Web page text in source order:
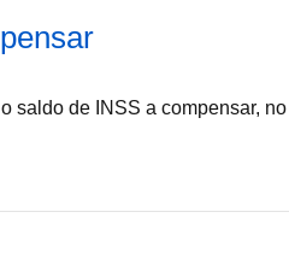
saldo de INSS a compensar,